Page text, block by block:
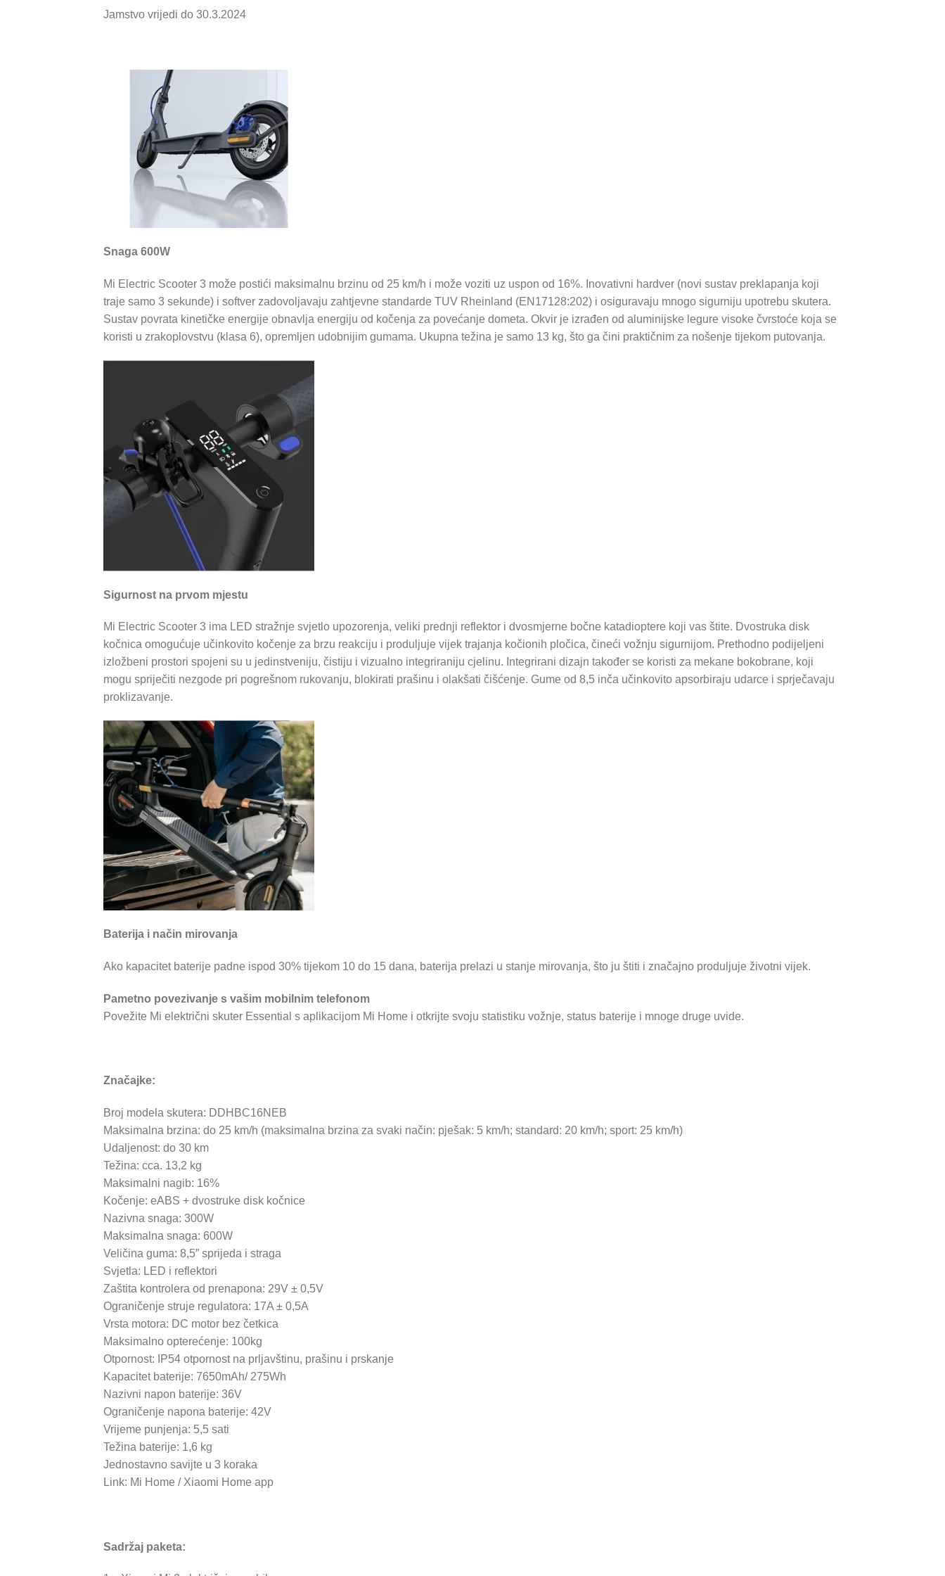
Jamstvo vrijedi do 30.3.2024
Snaga 600W
Mi Electric Scooter 3 može postići maksimalnu brzinu od 25 km/h i može voziti uz uspon od 16%. Inovativni hardver (novi sustav preklapanja koji
traje samo 3 sekunde) i softver zadovoljavaju zahtjevne standarde TUV Rheinland (EN17128:202) i osiguravaju mnogo sigurniju upotrebu skutera.
Sustav povrata kinetičke energije obnavlja energiju od kočenja za povećanje dometa. Okvir je izrađen od aluminijske legure visoke čvrstoće koja se
koristi u zrakoplovstvu (klasa 6), opremljen udobnijim gumama. Ukupna težina je samo 13 kg, što ga čini praktičnim za nošenje tijekom putovanja.
Sigurnost na prvom mjestu
Mi Electric Scooter 3 ima LED stražnje svjetlo upozorenja, veliki prednji reflektor i dvosmjerne bočne katadioptere koji vas štite. Dvostruka disk
kočnica omogućuje učinkovito kočenje za brzu reakciju i produljuje vijek trajanja kočionih pločica, čineći vožnju sigurnijom. Prethodno podijeljeni
izložbeni prostori spojeni su u jedinstveniju, čistiju i vizualno integriraniju cjelinu. Integrirani dizajn također se koristi za mekane bokobrane, koji
mogu spriječiti nezgode pri pogrešnom rukovanju, blokirati prašinu i olakšati čišćenje. Gume od 8,5 inča učinkovito apsorbiraju udarce i sprječavaju
proklizavanje.
Baterija i način mirovanja
Ako kapacitet baterije padne ispod 30% tijekom 10 do 15 dana, baterija prelazi u stanje mirovanja, što ju štiti i značajno produljuje životni vijek.
Pametno povezivanje s vašim mobilnim telefonom
Povežite Mi električni skuter Essential s aplikacijom Mi Home i otkrijte svoju statistiku vožnje, status baterije i mnoge druge uvide.
Značajke:
Broj modela skutera: DDHBC16NEB
Maksimalna brzina: do 25 km/h (maksimalna brzina za svaki način: pješak: 5 km/h; standard: 20 km/h; sport: 25 km/h)
Udaljenost: do 30 km
Težina: cca. 13,2 kg
Maksimalni nagib: 16%
Kočenje: eABS + dvostruke disk kočnice
Nazivna snaga: 300W
Maksimalna snaga: 600W
Veličina guma: 8,5” sprijeda i straga
Svjetla: LED i reflektori
Zaštita kontrolera od prenapona: 29V ± 0,5V
Ograničenje struje regulatora: 17A ± 0,5A
Vrsta motora: DC motor bez četkica
Maksimalno opterećenje: 100kg
Otpornost: IP54 otpornost na prljavštinu, prašinu i prskanje
Kapacitet baterije: 7650mAh/ 275Wh
Nazivni napon baterije: 36V
Ograničenje napona baterije: 42V
Vrijeme punjenja: 5,5 sati
Težina baterije: 1,6 kg
Jednostavno savijte u 3 koraka
Link: Mi Home / Xiaomi Home app
Sadržaj paketa: